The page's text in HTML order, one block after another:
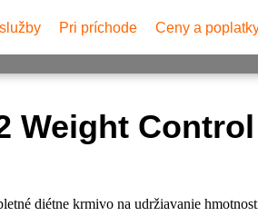
služby Pri príchode Ceny a
Weight Control
diétne krmivo na udržiavanie